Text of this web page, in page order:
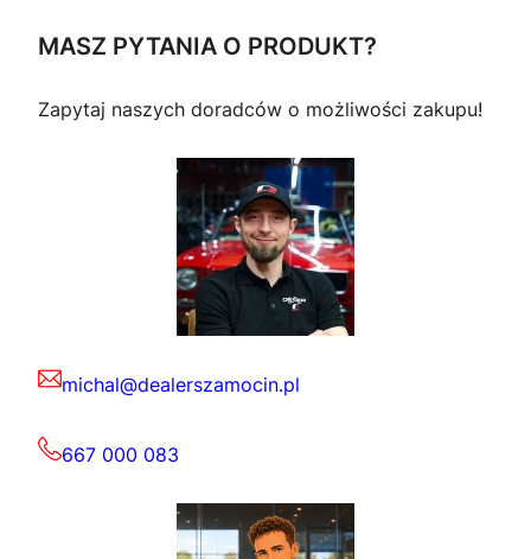
MASZ PYTANIA O PRODUKT?
Zapytaj naszych doradców o możliwości zakupu!
michal@dealerszamocin.pl
667 000 083